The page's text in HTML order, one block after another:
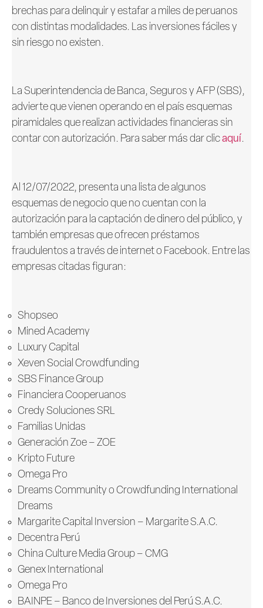
brechas para delinquir y estafar a miles de peruanos
con distintas modalidades. Las inversiones fáciles y
sin riesgo no existen.
La Superintendencia de Banca, Seguros y AFP (SBS),
advierte que vienen operando en el país esquemas
piramidales que realizan actividades financieras sin
contar con autorización. Para saber más dar clicaquí.
Al 12/07/2022, presenta una lista de algunos
esquemas de negocio que no cuentan con la
autorización para la captación de dinero del público, y
también empresas que ofrecen préstamos
fraudulentos a través de internet o Facebook. Entre las
empresas citadas figuran:
Shopseo
Mined Academy
Luxury Capital
Xeven Social Crowdfunding
SBS Finance Group
Financiera Cooperuanos
Credy Soluciones SRL
Familias Unidas
Generación Zoe – ZOE
Kripto Future
Omega Pro
Dreams Community o Crowdfunding International
Dreams
Margarite Capital Inversion – Margarite S.A.C.
Decentra Perú
China Culture Media Group – CMG
Genex International
Omega Pro
BAINPE – Banco de Inversiones del Perú S.A.C.